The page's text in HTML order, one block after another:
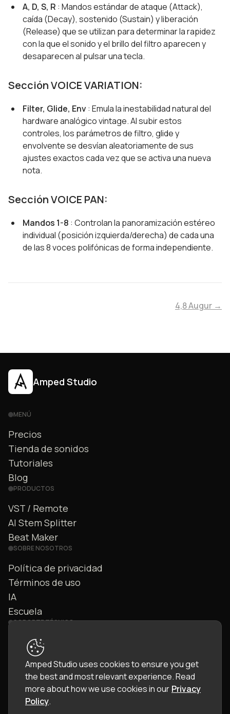
A, D, S, R : Mandos estándar de ataque (Attack),
caída (Decay), sostenido (Sustain) y liberación
(Release) que se utilizan para determinar la rapidez
con la que el sonido y el brillo del filtro aparecen y
desaparecen al pulsar una tecla.
Sección VOICE VARIATION:
Filter, Glide, Env: Emula la inestabilidad natural del
hardware analógico vintage. Al subir estos
controles, los parámetros de filtro, glide y
envolvente se desvían aleatoriamente de sus
ajustes exactos cada vez que se activa una nueva
nota.
Sección VOICE PAN:
Mandos 1-8 : Controlan la panoramización estéreo
individual (posición izquierda/derecha) de cada una
de las 8 voces polifónicas de forma independiente.
4,8 Augur →
Amped Studio
MENÚ
Precios
Tienda de sonidos
Tutoriales
Blog
PRODUCTOS
VST / Remote
AI Stem Splitter
Beat Maker
SOBRE NOSOTROS
Política de privacidad
Términos de uso
IA
Escuela
SOPORTE TÉCNICO
Contáctanos
Preguntas frecuentes
Comunidad
Manual
Amped Studio uses cookies to ensure you get
the best and most relevant experience.Read
more about how we use cookies in our Privacy
Policy.